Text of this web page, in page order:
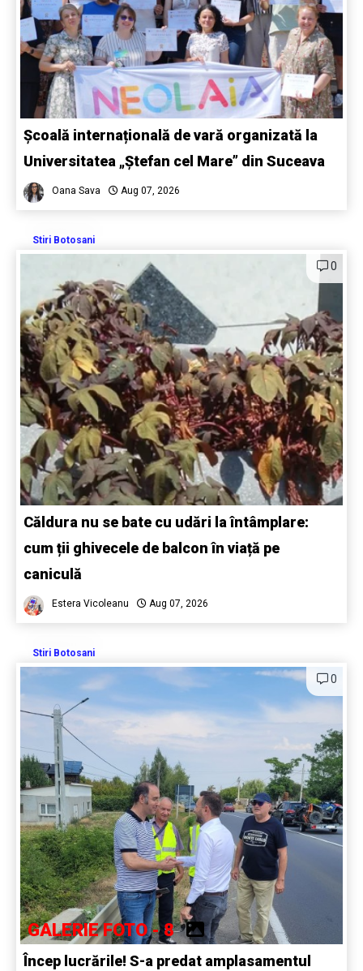
Școală internațională de vară organizată la
Universitatea „Ștefan cel Mare” din Suceava
Oana Sava Aug 07, 2026
Stiri Botosani
0
Căldura nu se bate cu udări la întâmplare:
cum ții ghivecele de balcon în viață pe
caniculă
Estera Vicoleanu Aug 07, 2026
Stiri Botosani
0
GALERIE FOTO - 8
Încep lucrările! S-a predat amplasamentul